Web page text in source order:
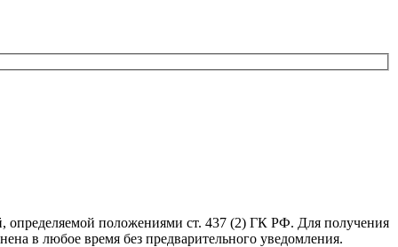
определяемой положениями ст. 437 (2) ГК РФ. Для получения
в любое время без предварительного уведомления.